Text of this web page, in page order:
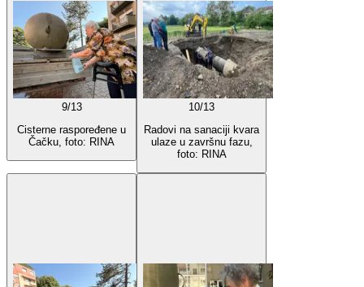
9/13
Cisterne raspoređene u
Čačku, foto: RINA
10/13
Radovi na sanaciji kvara
ulaze u završnu fazu,
foto: RINA